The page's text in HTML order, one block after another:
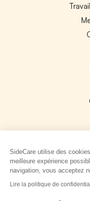
© 2026
SideCare utilise des
meilleure expérience
navigation, vous acceptez
Lire la politique de